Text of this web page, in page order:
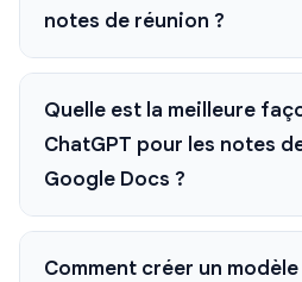
notes de réunion ?
Quelle est la meilleure
ChatGPT pour les notes
Google Docs ?
Comment créer un